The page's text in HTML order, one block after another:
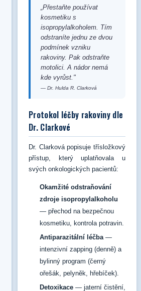
„Přestaňte používat
kosmetiku s
isopropylalkoholem. Tím
odstraníte jednu ze dvou
podmínek vzniku
rakoviny. Pak odstraňte
motolici. A nádor nemá
kde vyrůst."
— Dr. Hulda R. Clarková
Protokol léčby rakoviny dle
Dr. Clarkové
Dr. Clarková popisuje třísložkový
přístup, který uplatňovala u
svých onkologických pacientů:
Okamžité odstraňování
zdroje isopropylalkoholu
— přechod na bezpečnou
kosmetiku, kontrola potravin.
Antiparazitální léčba—
intenzivní zapping (denně) a
bylinný program (černý
ořešák, pelyněk, hřebíček).
Detoxikace — jaterní čistění,